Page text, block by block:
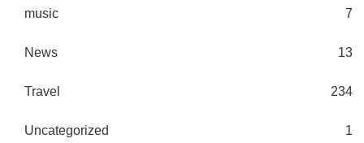
music 7
News 13
Travel 234
Uncategorized 1